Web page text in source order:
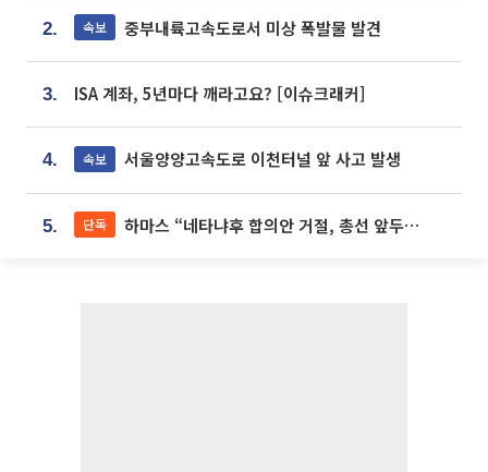
2. 속보 중부내륙고속도로서 미상 폭발물 발견
3. ISA 계좌, 5년마다 깨라고요? [이슈크래커]
4. 속보 서울양양고속도로 이천터널 앞 사고 발생
5. 단독 하마스 “네타냐후 합의안 거절, 총선 앞두고 시간 끌기”